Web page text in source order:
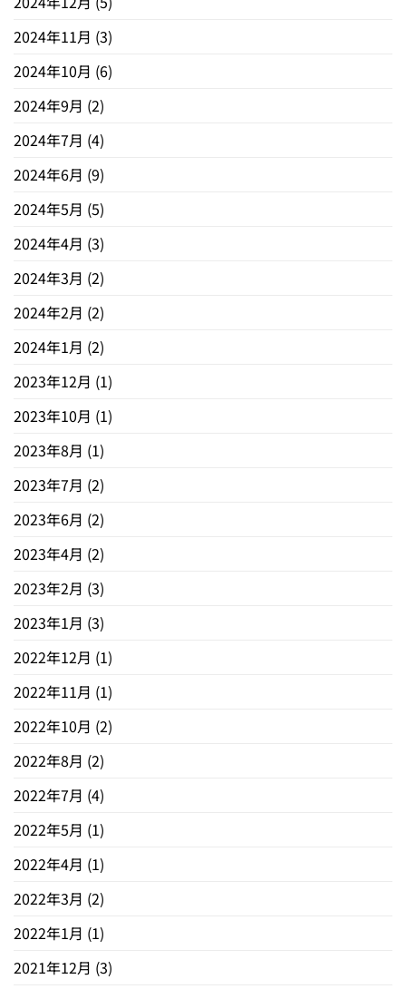
2024年11月 (3)
2024年10月 (6)
2024年9月 (2)
2024年7月 (4)
2024年6月 (9)
2024年5月 (5)
2024年4月 (3)
2024年3月 (2)
2024年2月 (2)
2024年1月 (2)
2023年12月 (1)
2023年10月 (1)
2023年8月 (1)
2023年7月 (2)
2023年6月 (2)
2023年4月 (2)
2023年2月 (3)
2023年1月 (3)
2022年12月 (1)
2022年11月 (1)
2022年10月 (2)
2022年8月 (2)
2022年7月 (4)
2022年5月 (1)
2022年4月 (1)
2022年3月 (2)
2022年1月 (1)
2021年12月 (3)